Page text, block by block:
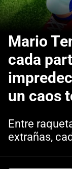
Mario
cada
un caos
Entre
extrañas,